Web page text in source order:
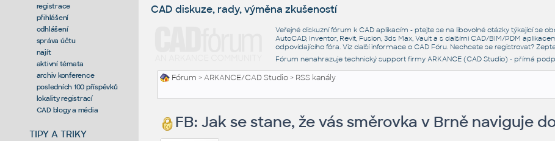
registrace
přihlášení
odhlášení
správa účtu
najít
aktivní témata
archiv konference
posledních 100 příspěvků
lokality registrací
CAD blogy a média
TIPY A TRIKY
CAD diskuze, rady, výměna zkušeností
Veřejné diskuzní fórum k CAD aplikacím - ptejte se na libovolné otázky týkající se
AutoCAD, Inventor, Revit, Fusion, 3ds Max, Vault a s dalšími CAD/BIM/PDM
odpovídajícího fóra. Viz další informace o CAD Fóru. Nechcete se registrovat?
Fórum nenahrazuje technický support firmy ARKANCE (CAD Studio) - přímá
Fórum >ARKANCE/CAD Studio> RSS kanály
FB: Jak se stane, že vás směrovka v Brně naviguje